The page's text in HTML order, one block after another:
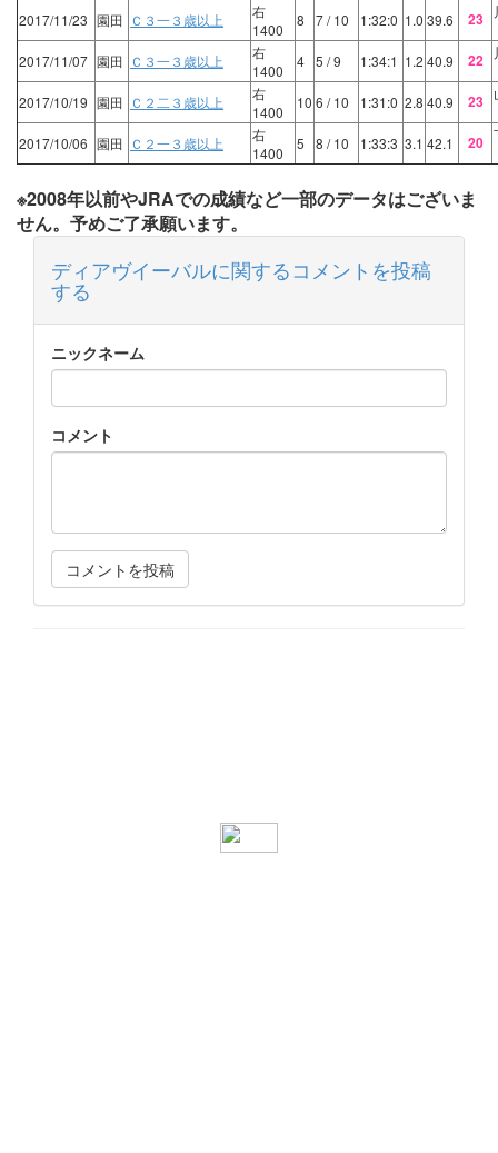
2017/11/23 園田 Ｃ３一３歳以上
右
1400
8 7/ 10 1:32:0 1.0 39.6 23
2017/11/07 園田 Ｃ３一３歳以上
右
1400
4 5 / 9 1:34:1 1.2 40.9 22
2017/10/19 園田 Ｃ２二３歳以上
右
1400
10 6 / 10 1:31:0 2.8 40.9 23
2017/10/06 園田 Ｃ２一３歳以上
右
1400
5 8 / 10 1:33:3 3.1 42.1 20
※2008年以前やJRAでの成績など一部のデータはございま
せん。予めご了承願います。
ディアヴイーバルに関するコメントを投稿
する
ニックネーム
コメント